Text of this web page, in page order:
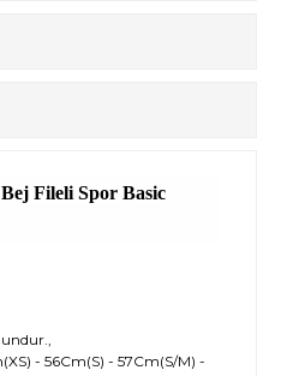
Fileli Spor Basic
- 56Cm(S) - 57Cm(S/M) -